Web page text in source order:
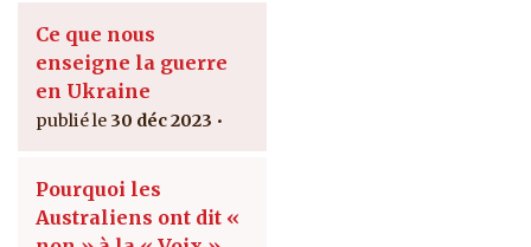
Ce que nous
enseigne la guerre
en Ukraine
30 déc 2023
Pourquoi les
Australiens ont dit «